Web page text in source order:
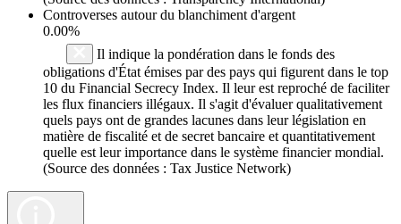
Controverses autour du blanchiment d'argent
0.00%
Il indique la pondération dans le fonds des
obligations d'État émises par des pays qui figurent dans le top
10 du Financial Secrecy Index. Il leur est reproché de faciliter
les flux financiers illégaux. Il s'agit d'évaluer qualitativement
quels pays ont de grandes lacunes dans leur législation en
matière de fiscalité et de secret bancaire et quantitativement
quelle est leur importance dans le système financier mondial.
(Source des données : Tax Justice Network)